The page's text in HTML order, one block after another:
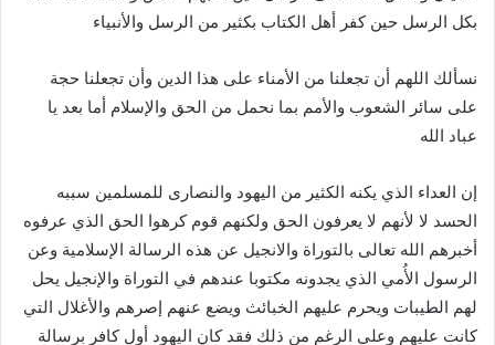
بكل الرسل حين كفر أهل الكتاب بكثير من الرسل والأنبياء
نسألك اللهم أن تجعلنا من الأمناء على هذا الدين وأن تجعلنا حجة
على سائر الشعوب والأمم بما نحمل من الحق والإسلام أما بعد يا
عباد الله
إن العداء الذي يكنه الكثير من اليهود والنصارى للمسلمين سببه
الحسد لا لأنهم لا يعرفون الحق ولكنهم قوم كرهوا الحق الذي عرفوه
أخبرهم الله تعالى بالتوراة والانجيل عن هذه الرسالة الإسلامية وعن
الرسول الأُمي الذي يجدونه مكتوبا عندهم في التوراة والإنجيل يحل
لهم الطيبات ويحرم عليهم الخبائث ويضع عنهم إصرهم والأغلال التي
كانت عليهم وعلى الرغم من ذلك فقد كان اليهود أول كافر برسالة